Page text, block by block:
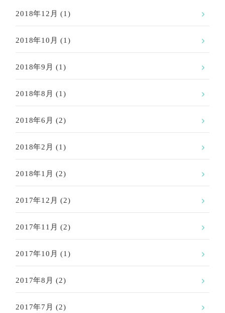
2018年12月 (1)
2018年10月 (1)
2018年9月 (1)
2018年8月 (1)
2018年6月 (2)
2018年2月 (1)
2018年1月 (2)
2017年12月 (2)
2017年11月 (2)
2017年10月 (1)
2017年8月 (2)
2017年7月 (2)